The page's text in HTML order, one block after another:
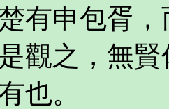
有申包胥
觀之，無
也。